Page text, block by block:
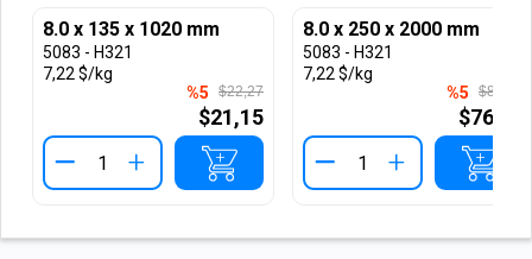
8.0 x 135 x 1020 mm
5083 - H321
7,22 $/kg
%5
$22,27
$21,15
+
8.0 x 250 x 2000 mm
5083 - H321
7,22 $/kg
%5
$80,86
$76,82
+